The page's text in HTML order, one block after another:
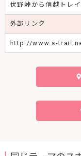
伏野峠から信越トレ
外部リンク
http://www.s-